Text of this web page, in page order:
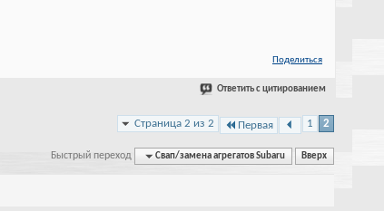
Поделиться
Ответить с цитированием
Страница 2 из 2 Первая 1 2
Быстрый переход Свап/замена агрегатов Subaru Вверх